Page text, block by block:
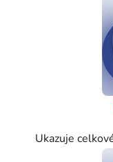
Ukazuje